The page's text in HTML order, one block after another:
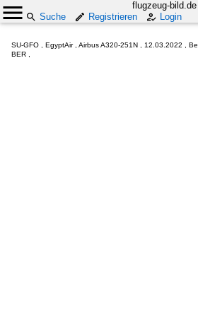
flugzeug-bild.de
Suche
Registrieren Login
SU-GFO , EgyptAir , Airbus A320-251N , 12.03.2022 ,
BER ,